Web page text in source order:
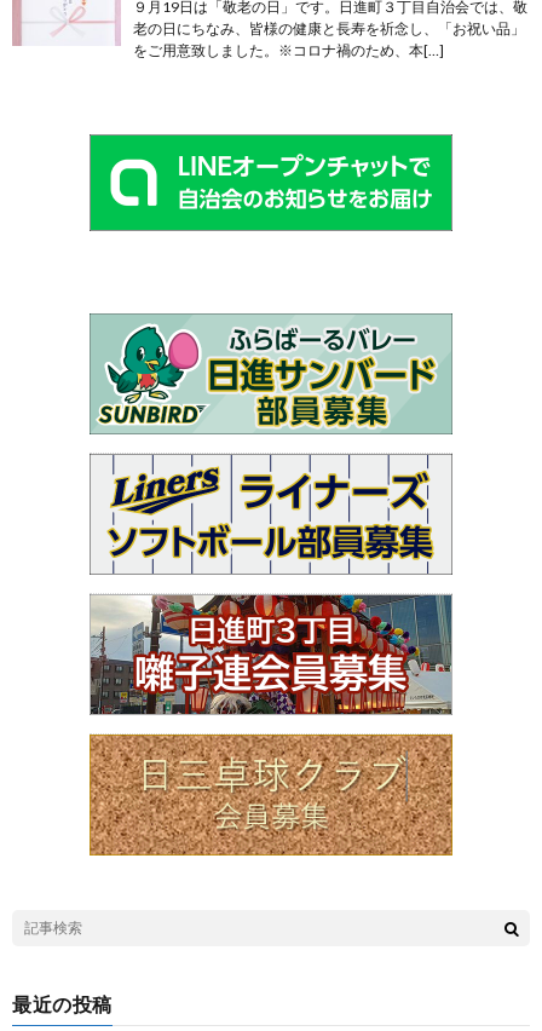
９月19日は「敬老の日」です。日進町３丁目自治会では、敬
老の日にちなみ、皆様の健康と長寿を祈念し、「お祝い品」
をご用意致しました。※コロナ禍のため、本[…]
最近の投稿